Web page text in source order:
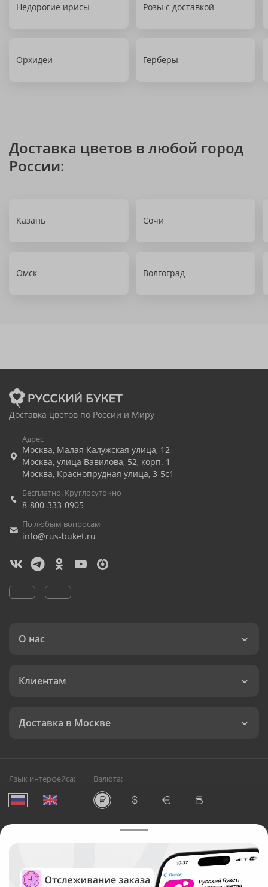
Недорогие ирисы Розы с доставкой
Орхидеи Герберы
Доставка цветов в любой город
России:
Казань Сочи
Омск Волгоград
Доставка цветов по России и Миру
Адрес
Москва, Малая Калужская улица, 12
Москва, улица Вавилова, 52, корп. 1
Москва, Краснопрудная улица, 3-5с1
Бесплатно. Круглосуточно
8-800-333-0905
По любым вопросам
info@rus-buket.ru
О нас
Клиентам
Доставка в Москве
Язык интерфейса: Валюта:
Служба круглосуточной доставки цветов в Москве
Русский Букет, 2026
Общество с ограниченной ответственностью «Технология»
ОГРН: 1195476081745, ИНН: 5410081997